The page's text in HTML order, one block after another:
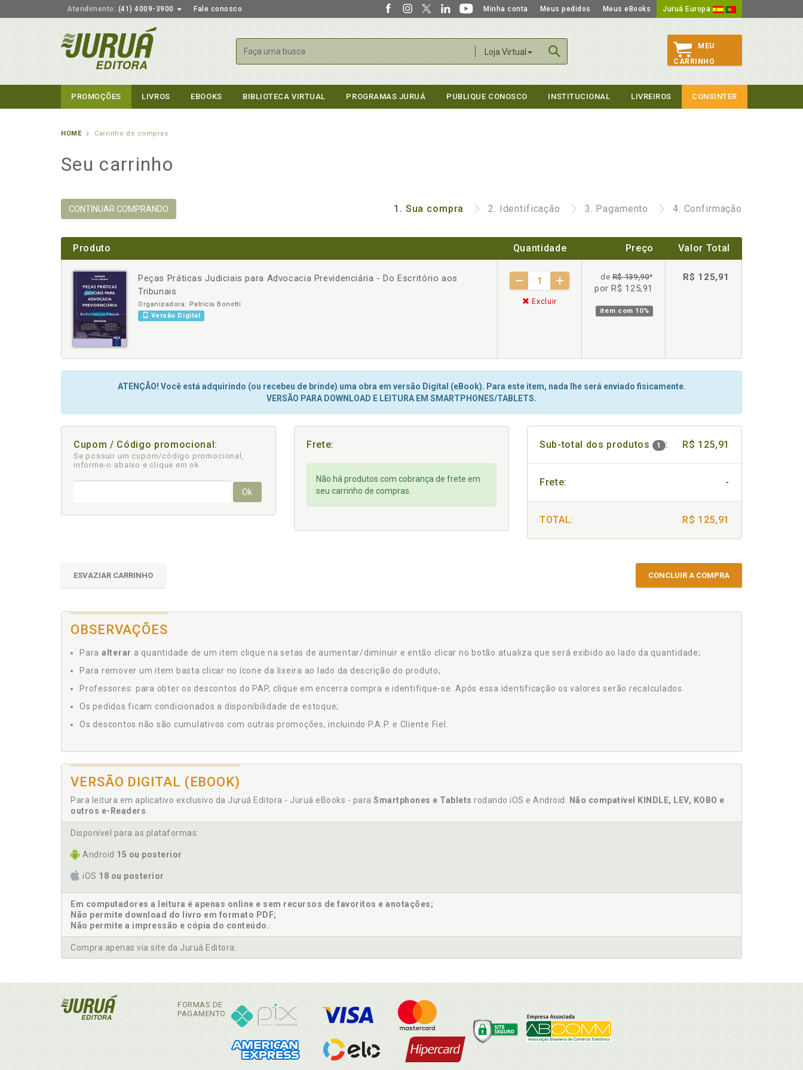
Atendimento: (41) 4009-3900 Fale conosco Minha conta Meus pedidos Meus eBooks Juruá Europa
Loja Virtual
Buscar
MEU
CARRINHO
PROMOÇÕES LIVROS EBOOKS BIBLIOTECA VIRTUAL PROGRAMAS JURUÁ PUBLIQUE CONOSCO INSTITUCIONAL LIVREIROS CONSINTER
HOME Carrinho de compras
Seu carrinho
CONTINUAR COMPRANDO 1. Sua compra 2. Identificação 3. Pagamento 4. Confirmação
Produto Quantidade Preço Valor Total
Peças Práticas Judiciais para Advocacia Previdenciária - Do Escritório aos
Tribunais
Organizadora: Patricia Bonetti
Versão Digital
- +
Excluir
deR$ 139,90*
por R$ 125,91
item com 10%
R$ 125,91
ATENÇÃO! Você está adquirindo (ou recebeu de brinde) uma obra em versão Digital (eBook). Para este item, nada lhe será enviado fisicamente.
VERSÃO PARA DOWNLOAD E LEITURA EM SMARTPHONES/TABLETS.
Cupom / Código promocional:
Se possuir um cupom/código promocional,
informe-o abaixo e clique em ok
Ok
Frete:
Não há produtos com cobrança de frete em
seu carrinho de compras.
Sub-total dos produtos 1 : R$ 125,91
Frete: -
TOTAL: R$ 125,91
ESVAZIAR CARRINHO CONCLUIR A COMPRA
OBSERVAÇÕES
Para alterar a quantidade de um item clique na setas de aumentar/diminuir e então clicar no botão atualiza que será exibido ao lado da quantidade;
Para remover um item basta clicar no ícone da lixeira ao lado da descrição do produto;
Professores: para obter os descontos do PAP, clique em encerra compra e identifique-se. Após essa identificação os valores serão recalculados.
Os pedidos ficam condicionados a disponibilidade de estoque;
Os descontos não são cumulativos com outras promoções, incluindo P.A.P. e Cliente Fiel.
VERSÃO DIGITAL (EBOOK)
Para leitura em aplicativo exclusivo da Juruá Editora - Juruá eBooks - para Smartphones e Tablets rodando iOS e Android.
Não compatível KINDLE, LEV, KOBO e
outros e-Readers
Disponível para as plataformas:
Android 15 ou posterior
iOS 18 ou posterior
Em computadores a leitura é apenas online e sem recursos de favoritos e anotações;
Não permite download do livro em formato PDF;
Não permite a impressão e cópia do conteúdo.
Compra apenas via site da Juruá Editora.
FORMAS DE
PAGAMENTO